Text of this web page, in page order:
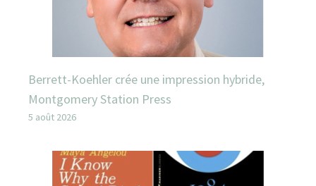
Berrett-Koehler crée une impression hybride,
Montgomery Station Press
5 août 2026